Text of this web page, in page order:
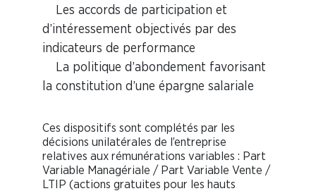
Les accords de participation et
d’intéressement objectivés par des
indicateurs de performance
La politique d’abondement favorisant
la constitution d’une épargne salariale
Ces dispositifs sont complétés par les
décisions unilatérales de l’entreprise
relatives aux rémunérations variables : Part
Variable Managériale / Part Variable Vente /
LTIP (actions gratuites pour les hauts